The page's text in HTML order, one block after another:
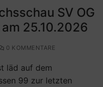
SV OG
25.10.2026
0 KOMMENTARE
läd auf dem
99 zur letzten